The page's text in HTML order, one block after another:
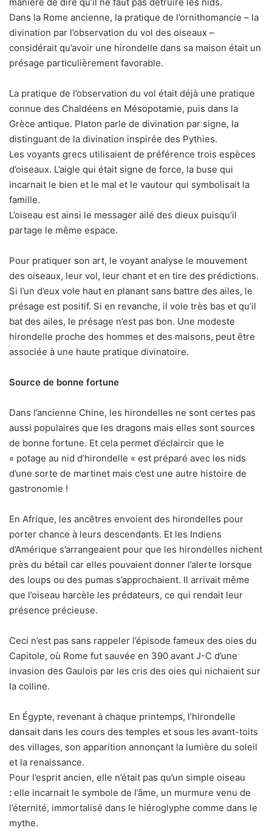
Dans la Rome ancienne, la pratique de l’ornithomancie – la
divination par l’observation du vol des oiseaux –
considérait qu’avoir une hirondelle dans sa maison était un
présage particulièrement favorable.
La pratique de l’observation du vol était déjà une pratique
connue des Chaldéens en Mésopotamie, puis dans la
Grèce antique. Platon parle de divination par signe, la
distinguant de la divination inspirée des Pythies.
Les voyants grecs utilisaient de préférence trois espèces
d’oiseaux. L’aigle qui était signe de force, la buse qui
incarnait le bien et le mal et le vautour qui symbolisait la
famille.
L’oiseau est ainsi le messager ailé des dieux puisqu’il
partage le même espace.
Pour pratiquer son art, le voyant analyse le mouvement
des oiseaux, leur vol, leur chant et en tire des prédictions.
Si l’un d’eux vole haut en planant sans battre des ailes, le
présage est positif. Si en revanche, il vole très bas et qu’il
bat des ailes, le présage n’est pas bon. Une modeste
hirondelle proche des hommes et des maisons, peut être
associée à une haute pratique divinatoire.
Source de bonne fortune
Dans l’ancienne Chine, les hirondelles ne sont certes pas
aussi populaires que les dragons mais elles sont sources
de bonne fortune. Et cela permet d’éclaircir que le
« potage au nid d’hirondelle « est préparé avec les nids
d’une sorte de martinet mais c’est une autre histoire de
gastronomie !
En Afrique, les ancêtres envoient des hirondelles pour
porter chance à leurs descendants. Et les Indiens
d’Amérique s’arrangeaient pour que les hirondelles nichent
près du bétail car elles pouvaient donner l’alerte lorsque
des loups ou des pumas s’approchaient. Il arrivait même
que l’oiseau harcèle les prédateurs, ce qui rendait leur
présence précieuse.
Ceci n’est pas sans rappeler l’épisode fameux des oies du
Capitole, où Rome fut sauvée en 390 avant J-C d’une
invasion des Gaulois par les cris des oies qui nichaient sur
la colline.
En Égypte, revenant à chaque printemps, l’hirondelle
dansait dans les cours des temples et sous les avant-toits
des villages, son apparition annonçant la lumière du soleil
et la renaissance.
Pour l’esprit ancien, elle n’était pas qu’un simple oiseau
: elle incarnait le symbole de l’âme, un murmure venu de
l’éternité, immortalisé dans le hiéroglyphe comme dans le
mythe.